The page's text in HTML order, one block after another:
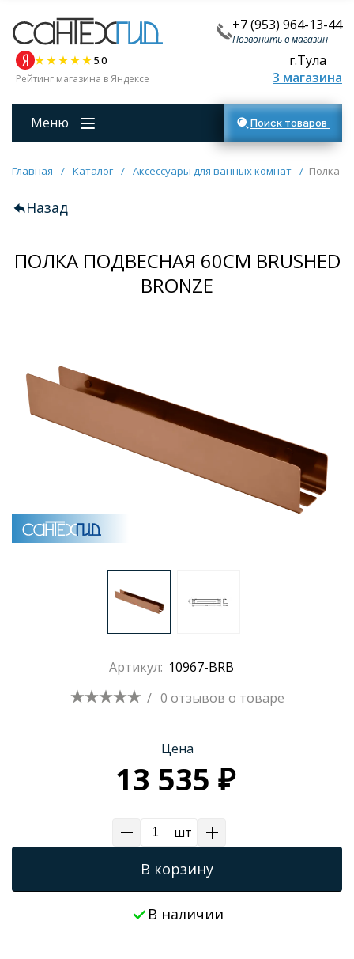
+7 (953) 964-13-44
Позвонить в магазин
5.0
Рейтинг магазина в Яндексе
г.Тула
3 магазина
Меню Поиск товаров
Главная / Каталог / Аксессуары для ванных комнат / Полка
Назад
ПОЛКА ПОДВЕСНАЯ 60СМ BRUSHED
BRONZE
Артикул: 10967-BRB
/ 0 отзывов о товаре
Цена
13 535 ₽
шт
В корзину
В наличии